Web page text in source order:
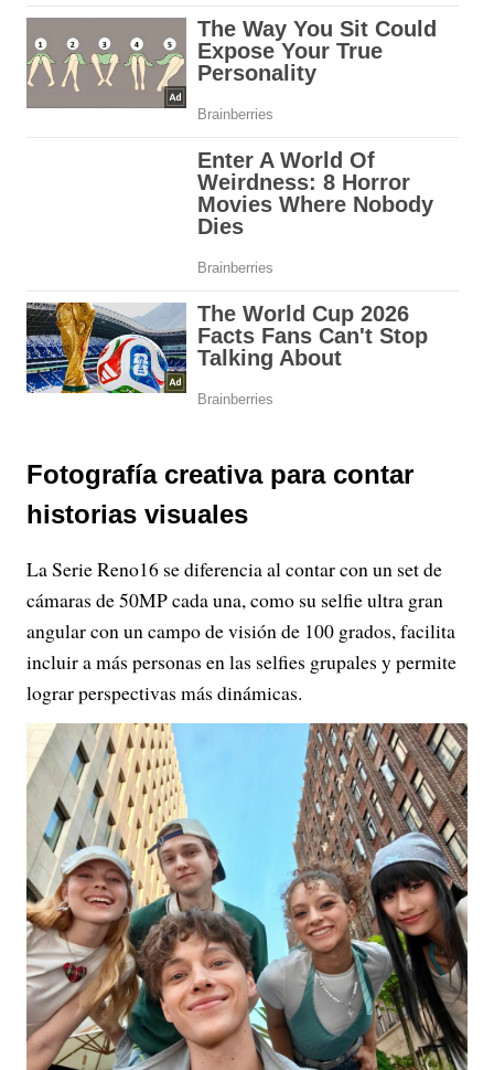
Fotografía creativa para contar
historias visuales
La Serie Reno16 se diferencia al contar con un set de
cámaras de 50MP cada una, como su selfie ultra gran
angular con un campo de visión de 100 grados, facilita
incluir a más personas en las selfies grupales y permite
lograr perspectivas más dinámicas.